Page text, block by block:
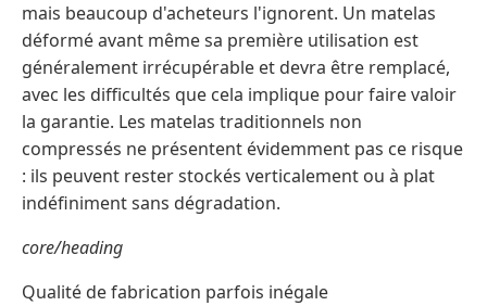
mais beaucoup d'acheteurs l'ignorent. Un matelas
déformé avant même sa première utilisation est
généralement irrécupérable et devra être remplacé,
avec les difficultés que cela implique pour faire valoir
la garantie. Les matelas traditionnels non
compressés ne présentent évidemment pas ce risque
: ils peuvent rester stockés verticalement ou à plat
indéfiniment sans dégradation.
core/heading
Qualité de fabrication parfois inégale